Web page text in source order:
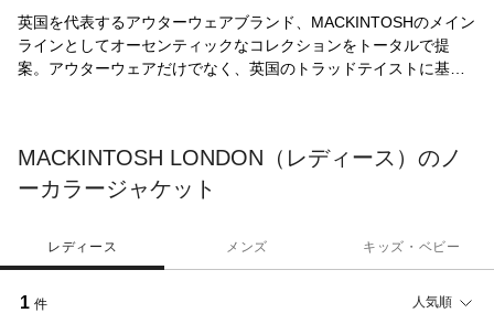
英国を代表するアウターウェアブランド、MACKINTOSHのメイン
ラインとしてオーセンティックなコレクションをトータルで提
案。アウターウェアだけでなく、英国のトラッドテイストに基づ
MACKINTOSH LONDON（レディース）のノ
ーカラージャケット
レディース メンズ キッズ・ベビー
1 件 人気順